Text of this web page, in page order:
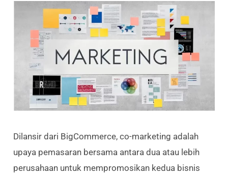
Dilansir dari BigCommerce, co-marketing adalah
upaya pemasaran bersama antara dua atau lebih
perusahaan untuk mempromosikan kedua bisnis